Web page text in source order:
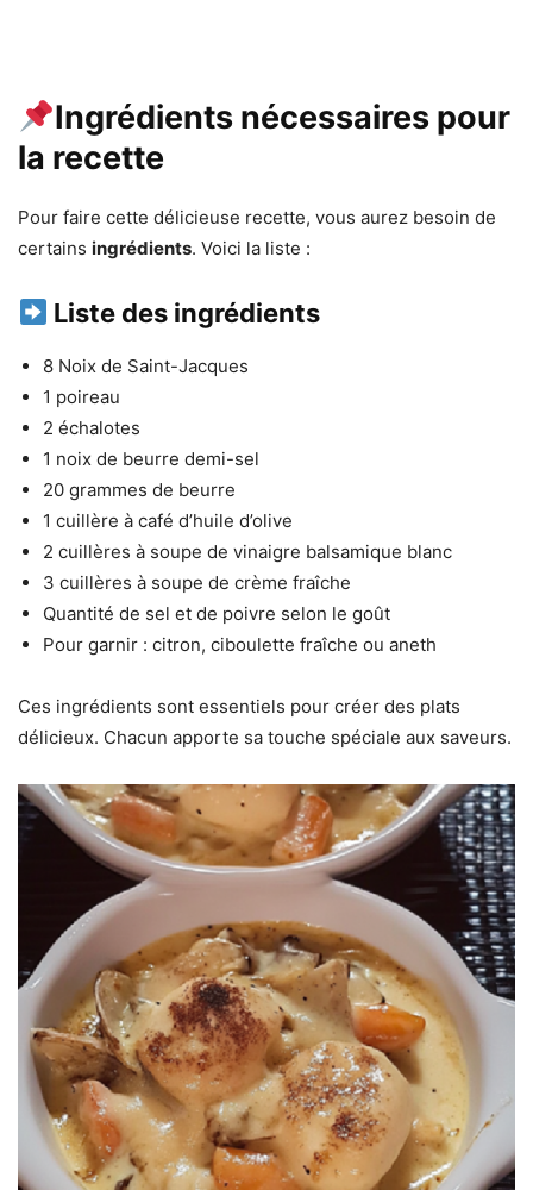
Ingrédients nécessaires pour
la recette
Pour faire cette délicieuse recette, vous aurez besoin de
certains ingrédients. Voici la liste :
Liste des ingrédients
8 Noix de Saint-Jacques
1 poireau
2 échalotes
1 noix de beurre demi-sel
20 grammes de beurre
1 cuillère à café d’huile d’olive
2 cuillères à soupe de vinaigre balsamique blanc
3 cuillères à soupe de crème fraîche
Quantité de sel et de poivre selon le goût
Pour garnir : citron, ciboulette fraîche ou aneth
Ces ingrédients sont essentiels pour créer des plats
délicieux. Chacun apporte sa touche spéciale aux saveurs.